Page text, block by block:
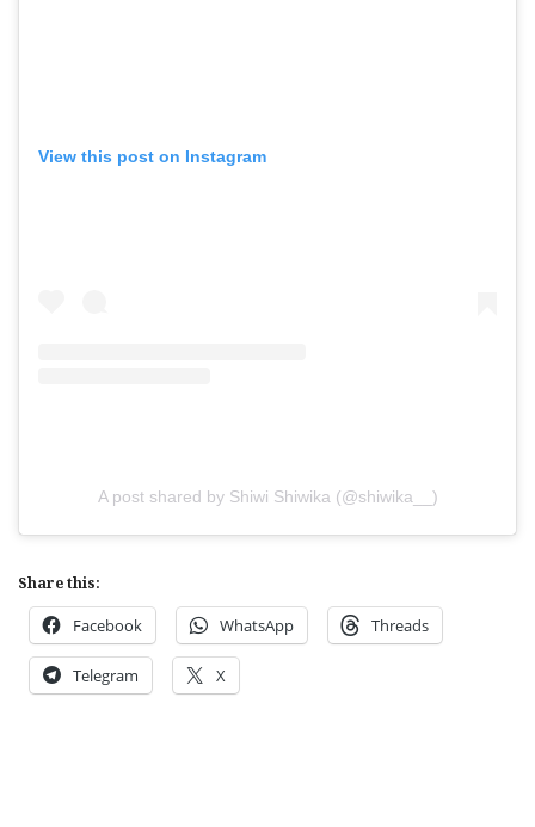
View this post on Instagram
A post shared by Shiwi Shiwika (@shiwika__)
Share this:
Facebook WhatsApp Threads
Telegram X